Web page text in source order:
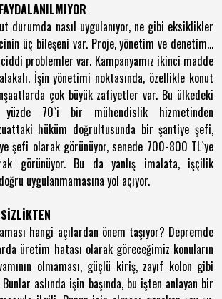
durumda nasıl uygulanıyor, ne gibi eksiklikler
üç bileşeni var. Proje, yönetim ve denetim...
problemler var. Kampanyamız ikinci madde
İşin yönetimi noktasında, özellikle konut
çok büyük zafiyetler var. Bu ülkedeki
yüzde 70`i bir mühendislik hizmetinden
hüküm doğrultusunda bir şantiye şefi,
şefi olarak görünüyor, senede 700-800 TL`ye
görünüyor. Bu da yanlış imalata, işçilik
uygulanmamasına yol açıyor.
hangi açılardan önem taşıyor? Depremde
üretim hatası olarak göreceğimiz konuların
olmaması, güçlü kiriş, zayıf kolon gibi
aslında işin başında, bu işten anlayan bir